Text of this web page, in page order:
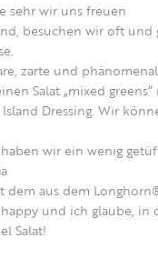
sehr wir uns freuen
besuchen wir oft und
zarte und
Salat „mixed
Dressing. Wir
wir ein wenig
dem aus dem
und ich glaube, in
Salat!